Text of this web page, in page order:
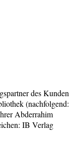
des Kunden
(nachfolgend:
Abderrahim
IB Verlag